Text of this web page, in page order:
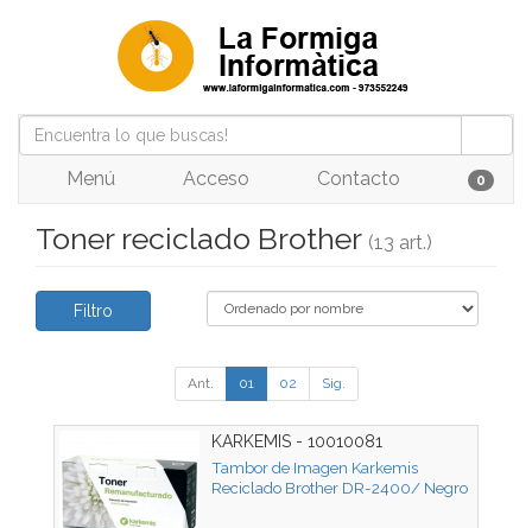
Menú Acceso Contacto 0
Toner reciclado Brother (13 art.)
Filtro
Ant. 01 02 Sig.
KARKEMIS - 10010081
Tambor de Imagen Karkemis
Reciclado Brother DR-2400/ Negro